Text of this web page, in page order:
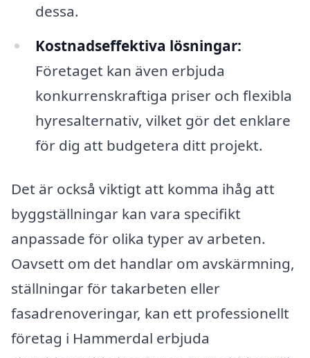
dessa.
Kostnadseffektiva lösningar:
Företaget kan även erbjuda
konkurrenskraftiga priser och flexibla
hyresalternativ, vilket gör det enklare
för dig att budgetera ditt projekt.
Det är också viktigt att komma ihåg att
byggställningar kan vara specifikt
anpassade för olika typer av arbeten.
Oavsett om det handlar om avskärmning,
ställningar för takarbeten eller
fasadrenoveringar, kan ett professionellt
företag i Hammerdal erbjuda